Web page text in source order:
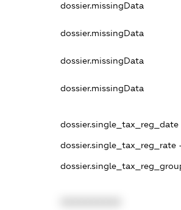
dossier.missingData
dossier.missingData
dossier.missingData
dossier.missingData
dossier.single_tax_reg_date -
dossier.single_tax_reg_rate